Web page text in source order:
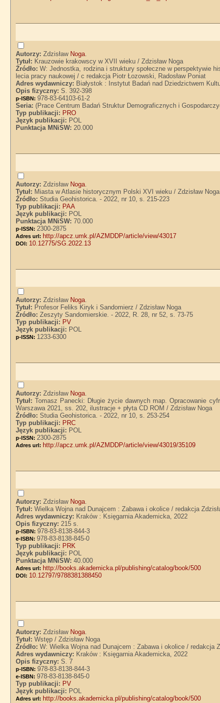
Autorzy:Zdzisław Noga.
Tytuł: Krauzowie krakowscy w XVII wieku / Zdzisław Noga
Źródło:W: Jednostka, rodzina i struktury społeczne w perspektywie
lecia pracy naukowej / c redakcja Piotr Łozowski, Radosław Poniat
Adres wydawniczy: Białystok : Instytut Badań nad Dziedzictwem
Opis fizyczny:S. 392-398
p-ISBN:978-83-64103-61-2
Seria:(Prace Centrum Badań Struktur Demograficznych i
Typ publikacji: PRO
Język publikacji: POL
Punktacja MNiSW:20.000
Autorzy:Zdzisław Noga.
Tytuł: Miasta w Atlasie historycznym Polski XVI wieku / Zdzisław Noga
Źródło:Studia Geohistorica. - 2022, nr 10, s. 215-223
Typ publikacji: PAA
Język publikacji: POL
Punktacja MNiSW:70.000
p-ISSN: 2300-2875
Adres url: http://apcz.umk.pl/AZMDDP/article/view/43017
DOI: 10.12775/SG.2022.13
Autorzy:Zdzisław Noga.
Tytuł: Profesor Feliks Kiryk i Sandomierz / Zdzisław Noga
Źródło:Zeszyty Sandomierskie. - 2022, R. 28, nr 52, s. 73-75
Typ publikacji: PV
Język publikacji: POL
p-ISSN: 1233-6300
Autorzy:Zdzisław Noga.
Tytuł:Tomasz Panecki: Długie życie dawnych map. Opracowanie
Warszawa 2021, ss. 202, ilustracje + płyta CD ROM / Zdzisław Noga
Źródło:Studia Geohistorica. - 2022, nr 10, s. 253-254
Typ publikacji: PRC
Język publikacji: POL
p-ISSN: 2300-2875
Adres url: http://apcz.umk.pl/AZMDDP/article/view/43019/35109
Autorzy:Zdzisław Noga.
Tytuł:Wielka Wojna nad Dunajcem : Zabawa i okolice / redakcja
Adres wydawniczy: Kraków : Księgarnia Akademicka, 2022
Opis fizyczny:215 s.
p-ISBN:978-83-8138-844-3
e-ISBN:978-83-8138-845-0
Typ publikacji: PRK
Język publikacji: POL
Punktacja MNiSW:40.000
Adres url: http://books.akademicka.pl/publishing/catalog/book/500
DOI: 10.12797/9788381388450
Autorzy:Zdzisław Noga.
Tytuł:Wstęp / Zdzisław Noga
Źródło:W: Wielka Wojna nad Dunajcem : Zabawa i okolice / redakcja
Adres wydawniczy: Kraków : Księgarnia Akademicka, 2022
Opis fizyczny:S. 7
p-ISBN:978-83-8138-844-3
e-ISBN:978-83-8138-845-0
Typ publikacji: PV
Język publikacji: POL
Adres url: http://books.akademicka.pl/publishing/catalog/book/500